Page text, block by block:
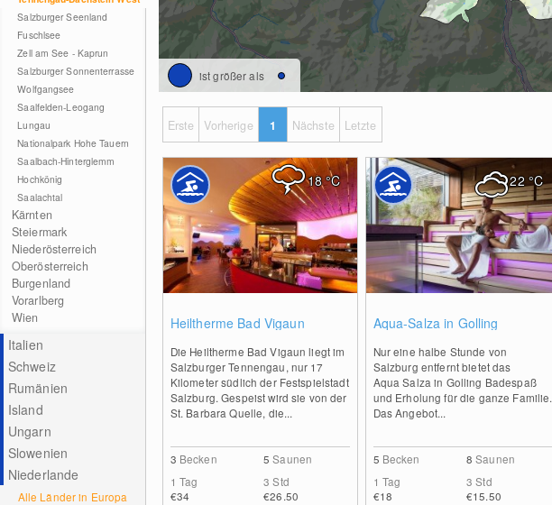
Salzburger Seenland
Fuschlsee
Zell am See - Kaprun
Salzburger Sonnenterrasse
Wolfgangsee
Saalfelden-Leogang
Lungau
Nationalpark Hohe Tauern
Saalbach-Hinterglemm
Hochkönig
Saalachtal
Kärnten
Steiermark
Niederösterreich
Oberösterreich
Burgenland
Vorarlberg
Wien
Italien
Schweiz
Rumänien
Island
Ungarn
Slowenien
Niederlande
Alle Länder in Europa
ist größer als
Erste Vorherige 1 Nächste Letzte
Heiltherme Bad Vigaun
Die Heiltherme Bad Vigaun liegt im
Salzburger Tennengau, nur 17
Kilometer südlich der Festspielstadt
Salzburg. Gespeist wird sie von der
St. Barbara Quelle, die...
3 Becken 5 Saunen
1 Tag
€34
3 Std
€26.50
18°C
Aqua-Salza in Golling
Nur eine halbe Stunde von
Salzburg entfernt bietet das
Aqua Salza in Golling Badespaß
und Erholung für die ganze Familie.
Das Angebot...
5 Becken 8 Saunen
1 Tag
€18
3 Std
€15.50
22 °C